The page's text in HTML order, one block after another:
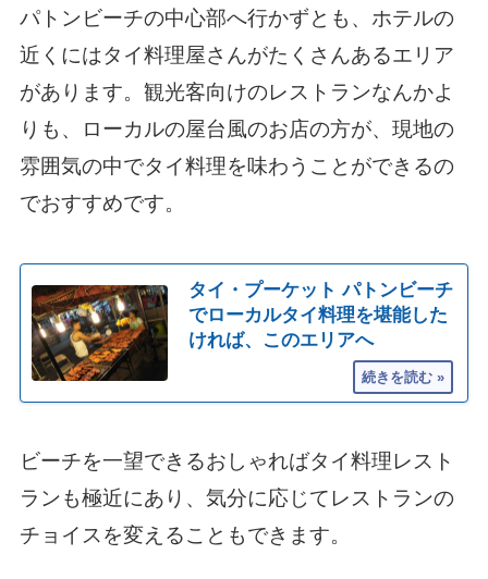
パトンビーチの中心部へ行かずとも、ホテルの
近くにはタイ料理屋さんがたくさんあるエリア
があります。観光客向けのレストランなんかよ
りも、ローカルの屋台風のお店の方が、現地の
雰囲気の中でタイ料理を味わうことができるの
でおすすめです。
タイ・プーケット パトンビーチ
でローカルタイ料理を堪能した
ければ、このエリアへ
ビーチを一望できるおしゃればタイ料理レスト
ランも極近にあり、気分に応じてレストランの
チョイスを変えることもできます。